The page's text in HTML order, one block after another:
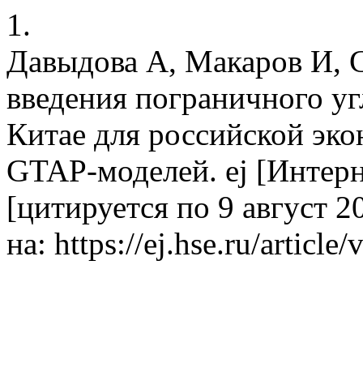
1.
Давыдова А, Макаров И,
введения пограничного
Китае для российской
GTAP-моделей. ej
[цитируется по 9 август
на: https://ej.hse.ru/article/